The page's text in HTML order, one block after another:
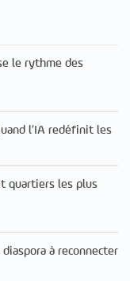
le rythme des
l’IA redéfinit les
quartiers les plus
diaspora à reconnecter